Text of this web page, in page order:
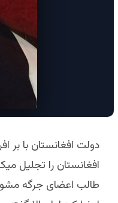
طالب اعضای جرگه